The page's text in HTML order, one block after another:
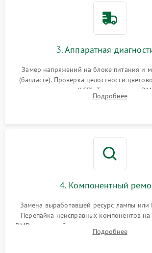
3. Аппаратная
Замер напряжений на блоке питания и
(балласте). Проверка целостности
или поляризаторов (LCD). Тестирование
температуры и оптопар с помощью
Подробнее
4. Компонентный
Замена выработавшей ресурс лампы или
Перепайка неисправных компонентов на
DMD-чипа при битых пикселях, установка
колеса или восстановление сгоревших
Подробнее